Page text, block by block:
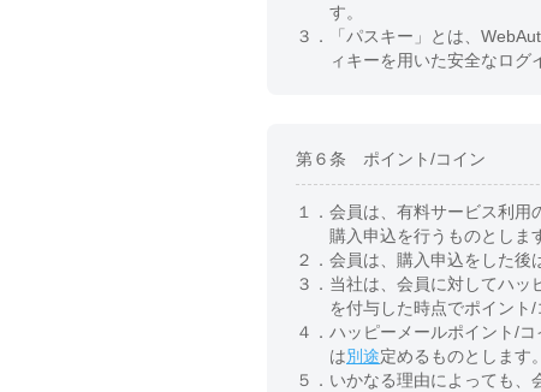
す。
３．
「パスキー」とは、
ィキーを用いた安全なログ
第６条 ポイント/コイン
１． 会員は、有料サービス利用
購入申込を行うものとしま
２． 会員は、購入申込をした後
３． 当社は、会員に対してハッ
を付与した時点でポイント/
４． ハッピーメールポイント/
は別途定めるものとします。
５． いかなる理由によっても、